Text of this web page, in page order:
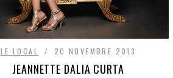
LE LOCAL 20 NOVEMBRE 2013
JEANNETTE DALIA CURTA